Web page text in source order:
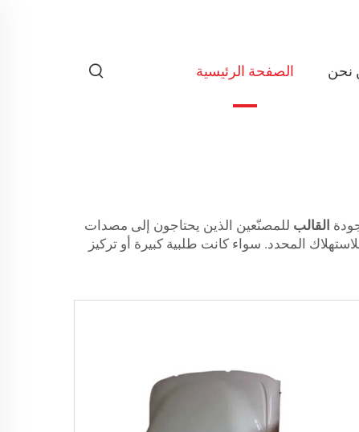
الصفحة الرئيسية نحن
القالب للمصنّعين الذين يحتاجون إلى مصدات
المحدد. سواء كانت طلبية كبيرة أو تركيز